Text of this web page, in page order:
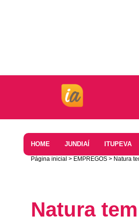
HOME JUNDIAÍ ITUPEVA
Página inicial EMPREGOS Natura
Natura